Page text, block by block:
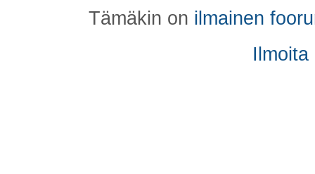
Tämäkin on ilmainen